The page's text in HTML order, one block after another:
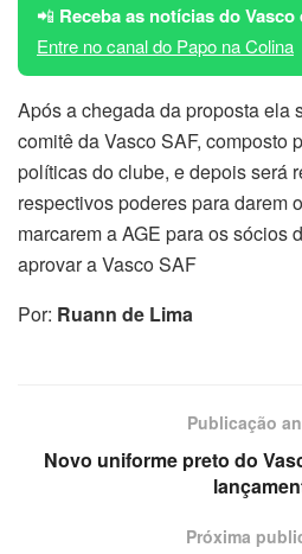
📲 Receba as notícias do
Entre no canal do Papo na Colina
Após a chegada da proposta ela
comitê da Vasco SAF, composto
políticas do clube, e depois será
respectivos poderes para darem
marcarem a AGE para os sócios
aprovar a Vasco SAF
Por: Ruann de Lima
Publicação
Novo uniforme preto do
Próxima